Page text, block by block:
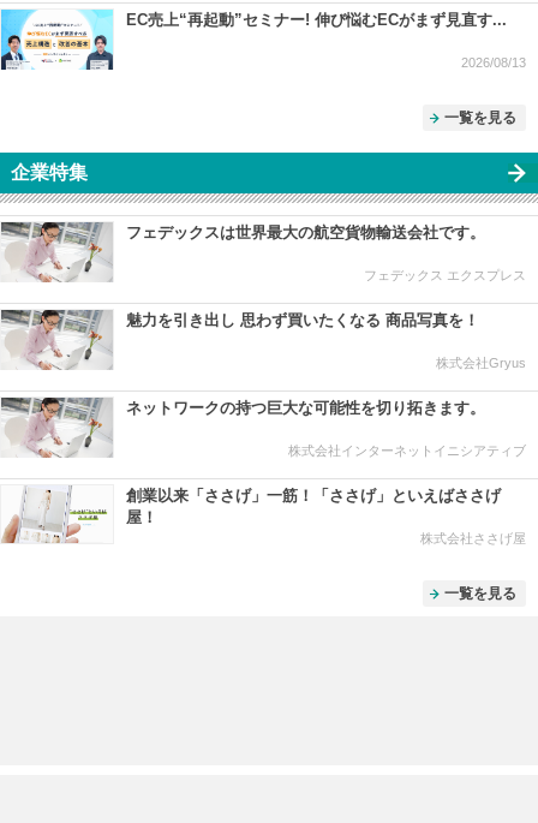
EC売上“再起動”セミナー! 伸び悩むECがまず見直す...
2026/08/13
一覧を見る
企業特集
フェデックスは世界最大の航空貨物輸送会社です。
フェデックス エクスプレス
魅力を引き出し 思わず買いたくなる 商品写真を！
株式会社Gryus
ネットワークの持つ巨大な可能性を切り拓きます。
株式会社インターネットイニシアティブ
創業以来「ささげ」一筋！「ささげ」といえばささげ
屋！
株式会社ささげ屋
一覧を見る